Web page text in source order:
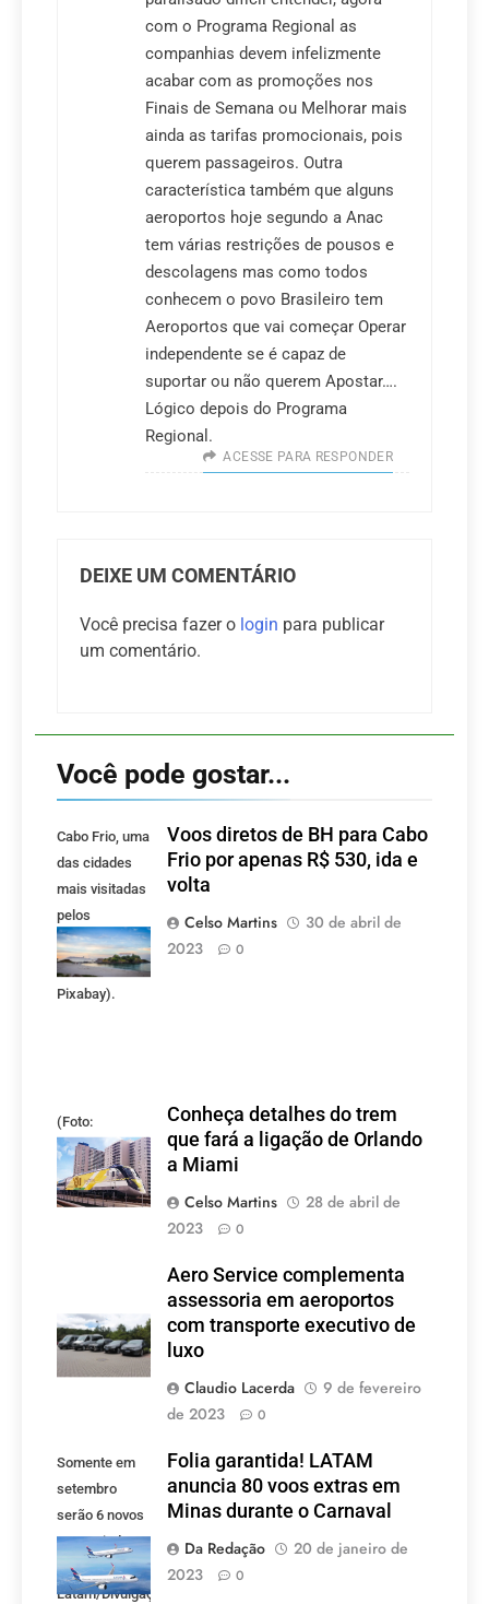
com o Programa Regional as
companhias devem infelizmente
acabar com as promoções nos
Finais de Semana ou Melhorar mais
ainda as tarifas promocionais, pois
querem passageiros. Outra
característica também que alguns
aeroportos hoje segundo a Anac
tem várias restrições de pousos e
descolagens mas como todos
conhecem o povo Brasileiro tem
Aeroportos que vai começar Operar
independente se é capaz de
suportar ou não querem Apostar….
Lógico depois do Programa
Regional.
ACESSE PARA RESPONDER
DEIXE UM COMENTÁRIO
Você precisa fazer o login para publicar
um comentário.
Você pode gostar...
Cabo Frio, uma
das cidades
mais visitadas
pelos
mineiros.
(Foto:
Pixabay).
Voos diretos de BH para Cabo
Frio por apenas R$ 530, ida e
volta
Celso Martins
30 de abril de
2023
0
(Foto:
divulgação)
Conheça detalhes do trem
que fará a ligação de Orlando
a Miami
Celso Martins
28 de abril de
2023
0
Aero Service complementa
assessoria em aeroportos
com transporte executivo de
luxo
Claudio Lacerda
9 de fevereiro
de 2023
0
Somente em
setembro
serão 6 novos
voos criados
pela LATAM.
Latam/Divulgação)
Folia garantida! LATAM
anuncia 80 voos extras em
Minas durante o Carnaval
Da Redação
20 de janeiro de
2023
0